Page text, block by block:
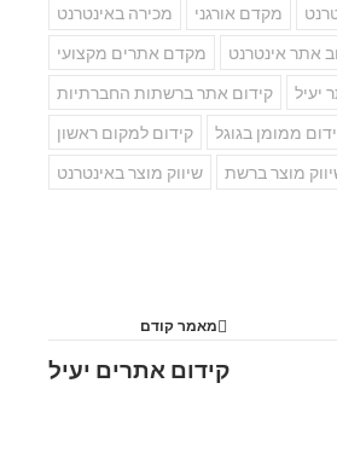
מכירה באינטרנט
מקדם אורגני
מקדם אתרים מקצועי
אתר אינטרנט
קידום אתר ברשתות החברתיות
יעיל
קידום למקום ראשון
ממומן בגוגל
שיווק מוצר באינטרנט
מוצר ברשת
מאמר קודם
קידום אתרים יעיל